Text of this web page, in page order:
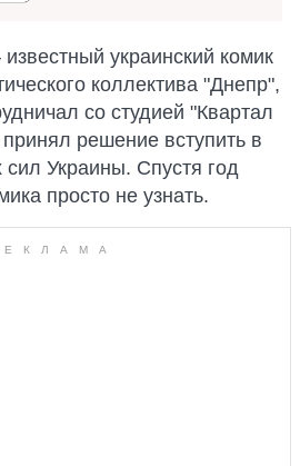
украинский комик
коллектива "Днепр",
со студией "Квартал
решение вступить в
Украины. Спустя год
просто не узнать.